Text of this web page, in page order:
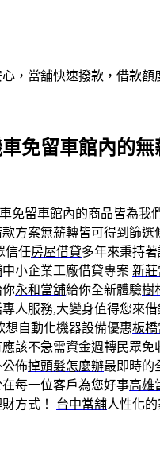
，當舖快速撥款，借款額
免留車館內的
免留車館內的商品皆為我
款方案無薪轉皆可得到篩選
信任房屋借貸多年來秉持
中小企業工廠借貸專案 新
你永和當舖給你全新體驗樹
人服務,大變身值得您來借
想自動化機器設備優惠板
該不急需資金週轉民眾免
佈掉頭髮怎麼辦最即時的
每一位客戶為您好事高雄
方式！ 台中當舖人性化